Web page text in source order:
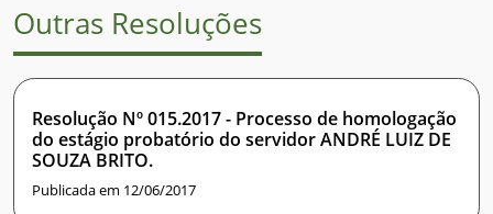
Outras Resoluções
Resolução Nº 015.2017 - Processo de homologação
do estágio probatório do servidor ANDRÉ LUIZ DE
SOUZA BRITO.
Publicada em 12/06/2017